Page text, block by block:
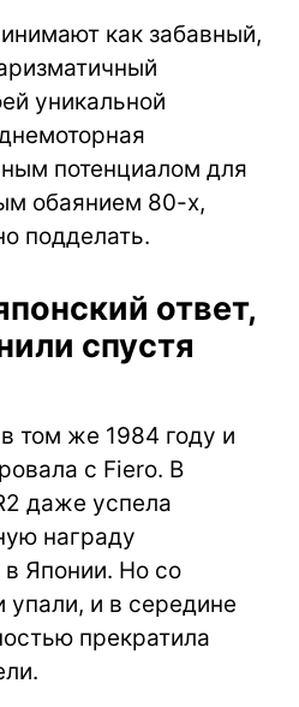
как забавный,
уникальной
потенциалом для
обаянием 80-х,
подделать.
ответ,
спустя
том же 1984 году и
с Fiero. В
даже успела
награду
в Японии. Но со
и в середине
прекратила